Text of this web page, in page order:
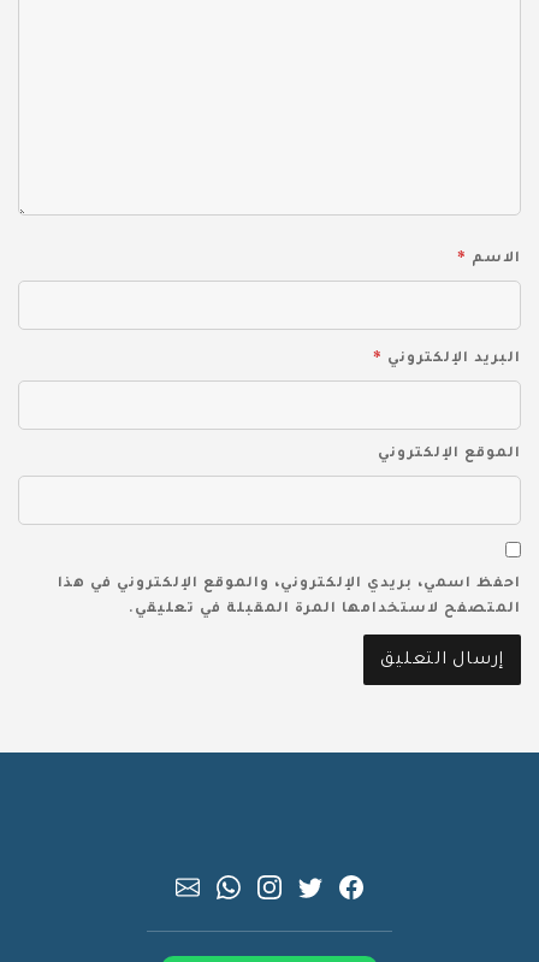
الاسم *
البريد الإلكتروني *
الموقع الإلكتروني
احفظ اسمي، بريدي الإلكتروني، والموقع الإلكتروني في هذا
المتصفح لاستخدامها المرة المقبلة في تعليقي.